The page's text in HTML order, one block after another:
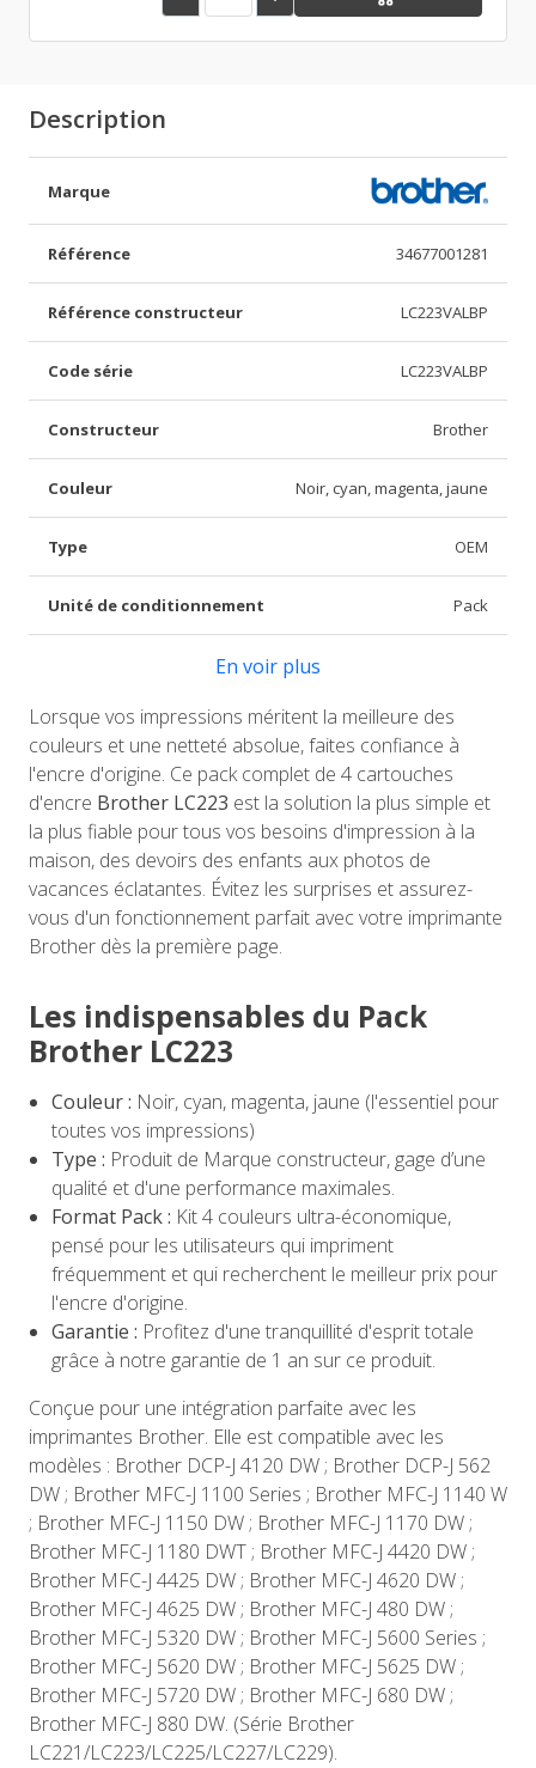
Description
Marque
Référence 34677001281
Référence constructeur LC223VALBP
Code série LC223VALBP
Constructeur Brother
Couleur Noir, cyan, magenta, jaune
Type OEM
Unité de conditionnement Pack
En voir plus
Lorsque vos impressions méritent la meilleure des
couleurs et une netteté absolue, faites confiance à
l'encre d'origine. Ce pack complet de 4 cartouches
d'encre Brother LC223 est la solution la plus simple et
la plus fiable pour tous vos besoins d'impression à la
maison, des devoirs des enfants aux photos de
vacances éclatantes. Évitez les surprises et assurez-
vous d'un fonctionnement parfait avec votre imprimante
Brother dès la première page.
Les indispensables du Pack
Brother LC223
Couleur : Noir, cyan, magenta, jaune (l'essentiel pour
toutes vos impressions)
Type : Produit de Marque constructeur, gage d’une
qualité et d'une performance maximales.
Format Pack : Kit 4 couleurs ultra-économique,
pensé pour les utilisateurs qui impriment
fréquemment et qui recherchent le meilleur prix pour
l'encre d'origine.
Garantie : Profitez d'une tranquillité d'esprit totale
grâce à notre garantie de 1 an sur ce produit.
Conçue pour une intégration parfaite avec les
imprimantes Brother. Elle est compatible avec les
modèles : Brother DCP-J 4120 DW ; Brother DCP-J 562
DW ; Brother MFC-J 1100 Series ; Brother MFC-J 1140 W
; Brother MFC-J 1150 DW ; Brother MFC-J 1170 DW ;
Brother MFC-J 1180 DWT ; Brother MFC-J 4420 DW ;
Brother MFC-J 4425 DW ; Brother MFC-J 4620 DW ;
Brother MFC-J 4625 DW ; Brother MFC-J 480 DW ;
Brother MFC-J 5320 DW ; Brother MFC-J 5600 Series ;
Brother MFC-J 5620 DW ; Brother MFC-J 5625 DW ;
Brother MFC-J 5720 DW ; Brother MFC-J 680 DW ;
Brother MFC-J 880 DW. (Série Brother
LC221/LC223/LC225/LC227/LC229).